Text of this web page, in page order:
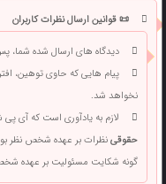
📜 قوانین ارسال نظرات کاربران
دیدگاه های ارسال شده شما،
پیام هایی که حاوی توهین،
نخواهد شد.
لازم به یادآوری است که آی
حقوقینظرات بر عهده شخص نظر
گونه شکایت مسئولیت بر عهده